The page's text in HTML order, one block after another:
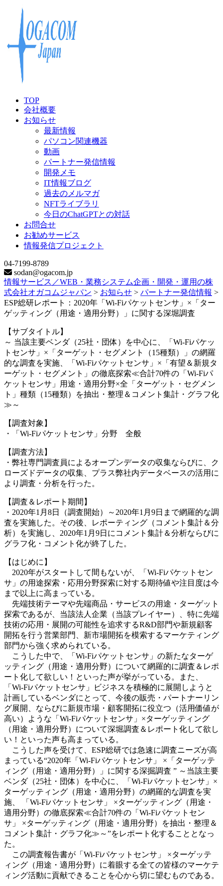
TOP
会社概要
お知らせ
最新情報
パソコン関連機器
動画
パートナー発信情報
開発メモ
IT情報ブログ
過去のメルマガ
NFTライブラリ
今日のChatGPTとの対話
お問合せ
お勧めサービス
情報発信プロジェクト
04-7199-8789
sodan@ogacom.jp
情報サービス／WEB・業務システム企画・開発・運用の株
式会社オガコムジャパン > お知らせ > パートナー発信情報 >
ESP総研レポート：2020年「Wi-Fiパケットセンサ」×「ター
ゲッティング（用途・適用分野）」に関する深堀調査
【サブタイトル】
～ 当該主要ベンダ（25社・団体）を中心に、「Wi-Fiパケッ
トセンサ」×「ターゲット・セグメント（15種類）」の網羅
的な調査を実施、「Wi-Fiパケットセンサ」×「有望＆新規タ
ーゲット・セグメント」の徹底探索≪合計70件の「Wi-Fiパ
ケットセンサ」用途・適用分野×全「ターゲット・セグメン
ト」種類（15種類）を抽出・整理＆コメント集計・グラフ化
≫～
【調査対象】
・「Wi-Fiパケットセンサ」分野 全般
【調査方法】
・弊社専門調査員によるオープンデータの収集ならびに、ク
ローズドデータの収集、プラス弊社内データベースの活用に
より調査・分析を行った。
【調査＆レポート期間】
・2020年1月8日（調査開始）～2020年1月9日まで網羅的な調
査を実施した。その後、レポーティング（コメント集計＆分
析）を実施し、2020年1月9日にコメント集計＆分析ならびに
グラフ化・コメント化が終了した。
【はじめに】
2020年がスタートして間もないが、「Wi-Fiパケットセン
サ」の用途探索・応用分野探索に対する期待値や注目度は今
まで以上に高まっている。
先端技術テーマや先端商品・サービスの用途・ターゲット
探索であるが、当該法人企業（当該プレイヤー）、特に先端
技術の応用・展開の可能性を追求するR&D部門や新規顧客
開拓を行う営業部門、新市場開拓を模索するマーケティング
部門から強く求められている。
こうした中で、「Wi-Fiパケットセンサ」の新たなターゲ
ッティング（用途・適用分野）について網羅的に調査＆レポ
ート化して欲しい！といった声が挙がっている。また、
「Wi-Fiパケットセンサ」ビジネスを積極的に展開しようと
計画しているベンダにとって、今後の販売・パートナーリン
グ展開、ならびに新規市場・顧客開拓に役立つ（活用価値が
高い）ような「Wi-Fiパケットセンサ」×ターゲッティング
（用途・適用分野）について深堀調査＆レポート化して欲し
い！といった声も高まっている。
こうした声を受けて、ESP総研では急速に調査ニーズが高
まっている“2020年「Wi-Fiパケットセンサ」 ×「ターゲッテ
ィング（用途・適用分野）」に関する深掘調査 ” ～当該主要
ベンダ（25社・団体）を中心に、「Wi-Fiパケットセンサ」×
ターゲッティング（用途・適用分野）の網羅的な調査を実
施、 「Wi-Fiパケットセンサ」 ×ターゲッティング（用途・
適用分野）の徹底探索≪合計70件の「Wi-Fiパケットセン
サ」 ×ターゲッティング（用途・適用分野）を抽出・整理＆
コメント集計・グラフ化≫～”をレポート化することとなっ
た。
この調査報告書が「Wi-Fiパケットセンサ」 ×ターゲッテ
ィング（用途・適用分野）に着眼する全ての皆様のマーケテ
ィング活動に貢献できることを心から切に望むものである。